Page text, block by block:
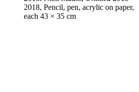
2018, Pencil, pen, acrylic on paper,
each 43 × 35 cm